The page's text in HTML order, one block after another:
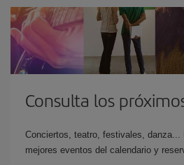
Consulta los
Conciertos, teatro, festivales, danza...
mejores eventos del calendario y